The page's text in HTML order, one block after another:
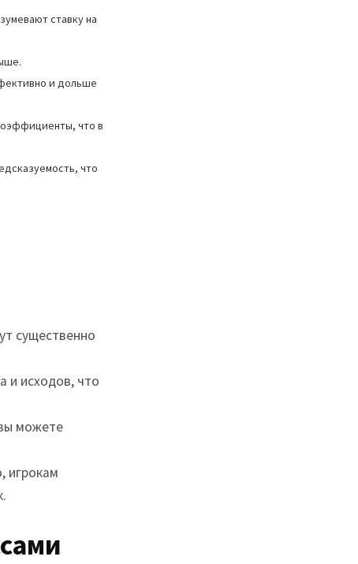
ставку на
и дольше
что в
что
существенно
и исходов, что
можете
игрокам